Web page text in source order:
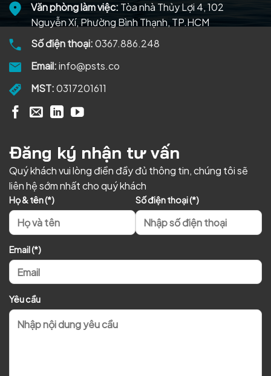
Văn phòng làm việc: Tòa nhà Thủy Lợi 4, 102
Nguyễn Xí, Phường Bình Thạnh, TP.HCM
Số điện thoại:0367.886.248
Email:info@psts.co
MST:0317201611
Đăng ký nhận tư vấn
Quý khách vui lòng điền đầy đủ thông tin, chúng tôi sẽ
liên hệ sớm nhất cho quý khách
Họ & tên (*) Số điện thoại (*)
Email (*)
Yêu cầu